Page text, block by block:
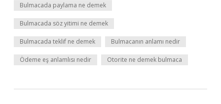
Bulmacada paylama ne demek
Bulmacada söz yitimi ne demek
Bulmacada teklif ne demek Bulmacanın anlamı nedir
Ödeme eş anlamlısı nedir Otorite ne demek bulmaca